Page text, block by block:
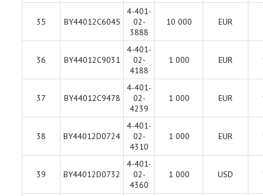
35 BY44012C6045
4-401-
02-
3888
10 000 EUR
36 BY44012C9031
4-401-
02-
4188
1 000 EUR
37 BY44012C9478
4-401-
02-
4239
1 000 EUR
38 BY44012D0724
4-401-
02-
4310
1 000 EUR
39 BY44012D0732
4-401-
02-
4360
1 000 USD